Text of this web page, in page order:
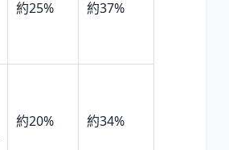
約25% 約37%
約20% 約34%